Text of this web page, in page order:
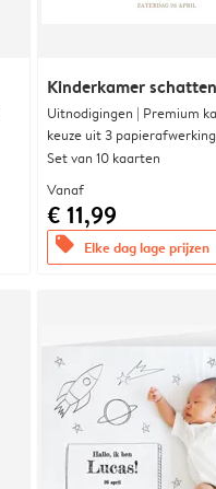
Kinderkamer schatten
Uitnodigingen | Premium
keuze uit 3
Set van 10 kaarten
Vanaf
€ 11,99
offers Elke dag lage prijzen